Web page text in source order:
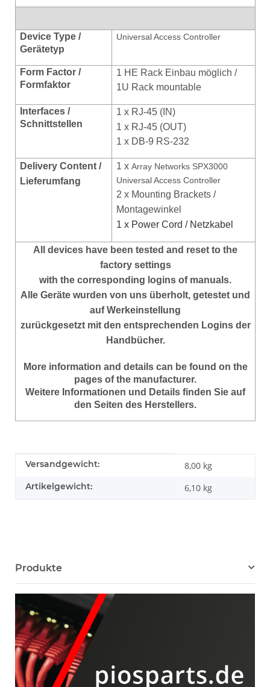
Device Type /
Gerätetyp
Universal Access Controller
Form Factor /
Formfaktor
1 HE Rack Einbau möglich /
1U Rack mountable
Interfaces /
Schnittstellen
1 x RJ-45 (IN)
1 x RJ-45 (OUT)
1 x DB-9 RS-232
Delivery Content /
Lieferumfang
1 x Array Networks SPX3000
Universal Access Controller
2 x Mounting Brackets /
Montagewinkel
1 x Power Cord / Netzkabel
All devices have been tested and reset to the
factory settings
with the corresponding logins of manuals.
Alle Geräte wurden von uns überholt, getestet und
auf Werkeinstellung
zurückgesetzt mit den entsprechenden Logins der
Handbücher.
More information and details can be found on the
pages of the manufacturer.
Weitere Informationen und Details finden Sie auf
den Seiten des Herstellers.
Produkteigenschaft
Wert
Versandgewicht: 8,00 kg
Artikelgewicht: 6,10 kg
Produkte